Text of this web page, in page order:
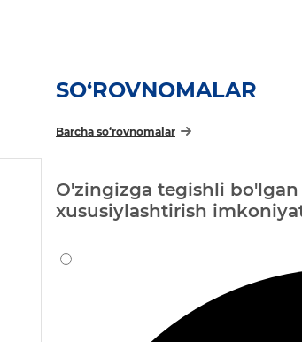
SO‘ROVNOMALAR
Barcha so‘rovnomalar
O'zingizga tegishli
xususiylashtirish